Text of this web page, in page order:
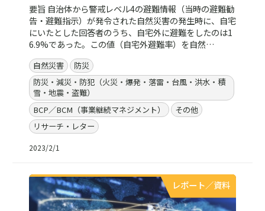
要旨 自治体から警戒レベル4の避難情報（当時の避難勧
告・避難指示）が発令された自然災害の発生時に、自宅
にいたとした回答者のうち、自宅外に避難をしたのは1
6.9%であった。この値（自宅外避難率）を自然…
自然災害
防災
防災・減災・防犯（火災・爆発・落雷・台風・洪水・積
雪・地震・盗難）
BCP／BCM（事業継続マネジメント）
その他
リサーチ・レター
2023/2/1
レポート／資料